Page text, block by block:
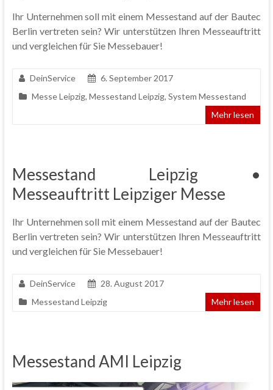
Ihr Unternehmen soll mit einem Messestand auf der Bautec
Berlin vertreten sein? Wir unterstützen Ihren Messeauftritt
und vergleichen für Sie Messebauer!
DeinService
6. September 2017
Messe Leipzig, Messestand Leipzig, System Messestand
Mehr lesen
Messestand Leipzig •
Messeauftritt Leipziger Messe
Ihr Unternehmen soll mit einem Messestand auf der Bautec
Berlin vertreten sein? Wir unterstützen Ihren Messeauftritt
und vergleichen für Sie Messebauer!
DeinService
28. August 2017
Messestand Leipzig
Mehr lesen
Messestand AMI Leipzig